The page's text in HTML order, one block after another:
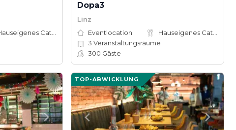
Dopa3
Linz
Eventlocation
3 Veranstaltungsräume
300 Gäste
TOP-ABWICKLUNG